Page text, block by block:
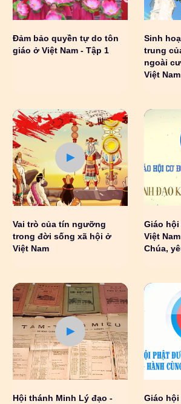
Đảm bảo quyền tự do tôn
giáo ở Việt Nam - Tập 1
Sinh
trung
ngoài
Việt Nam
Vai trò của tín ngưỡng
trong đời sống xã hội ở
Việt Nam
Giáo hội
Việt
Chúa,
Hội thánh Minh Lý đạo -
Giáo